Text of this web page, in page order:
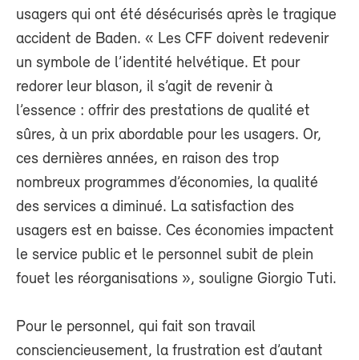
usagers qui ont été désécurisés après le tragique
accident de Baden. « Les CFF doivent redevenir
un symbole de l’identité helvétique. Et pour
redorer leur blason, il s’agit de revenir à
l’essence : offrir des prestations de qualité et
sûres, à un prix abordable pour les usagers. Or,
ces dernières années, en raison des trop
nombreux programmes d’économies, la qualité
des services a diminué. La satisfaction des
usagers est en baisse. Ces économies impactent
le service public et le personnel subit de plein
fouet les réorganisations », souligne Giorgio Tuti.
Pour le personnel, qui fait son travail
consciencieusement, la frustration est d’autant